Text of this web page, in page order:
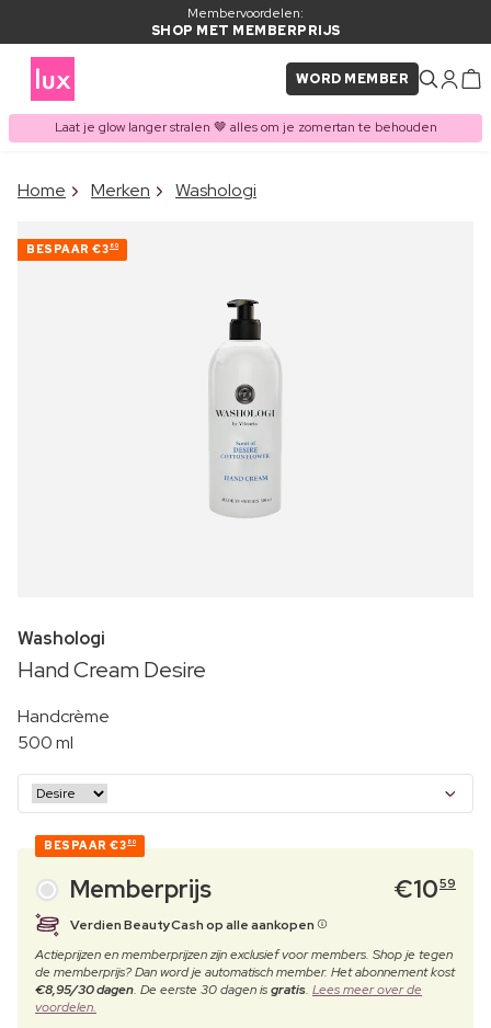
Membervoordelen:
SHOP MET MEMBERPRIJS
WORD MEMBER
Laat je glow langer stralen 🤎 alles om je zomertan te behouden
ITEM TOEGEVOEGD AAN
Vaak samen gekocht met
Home Merken Washologi
BESPAAR €3 80
Washologi
Hand Cream Desire
Handcrème
500 ml
BESPAAR €3 80
Memberprijs €1059
Verdien BeautyCash op alle aankopen
Actieprijzen en memberprijzen zijn exclusief voor members. Shop je tegen
de memberprijs? Dan word je automatisch member. Het abonnement kost
€8,95/30 dagen. De eerste 30 dagen isgratis. Lees meer over de
voordelen.